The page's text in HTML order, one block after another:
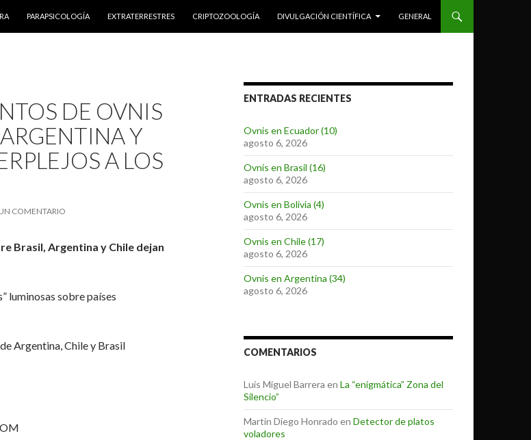
PARAPSICOLOGÍA EXTRATERRESTRES CRIPTOZOOLOGÍA DIVULGACIÓN CIENTÍFICA GENERAL
DE OVNIS
Y
A LOS
COMENTARIO
Brasil, Argentina y Chile dejan
luminosas sobre países
Argentina, Chile y Brasil
ENTRADAS RECIENTES
Ovnis en Ecuador (10)
agosto 6, 2026
Ovnis en Brasil (16)
agosto 6, 2026
Ovnis en Bolivia (4)
agosto 6, 2026
Ovnis en Chile (17)
agosto 6, 2026
Ovnis en Argentina (34)
agosto 6, 2026
COMENTARIOS
Luis Miguel Barrera en La “enigmática” Zona del
Silencio”
Martin Diego Honrado en Detector de platos
voladores